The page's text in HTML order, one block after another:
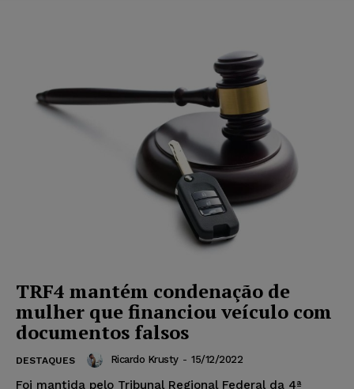
TRF4 mantém condenação de
mulher que financiou veículo com
documentos falsos
DESTAQUES Ricardo Krusty - 15/12/2022
Foi mantida pelo Tribunal Regional Federal da 4ª